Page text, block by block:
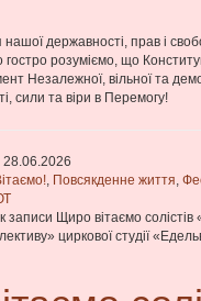
нашої державності, прав і
гостро розуміємо, що
Незалежної, вільної та
сили та віри в Перемогу!
, Повсякденне життя,
к записи Щиро вітаємо
циркової студії